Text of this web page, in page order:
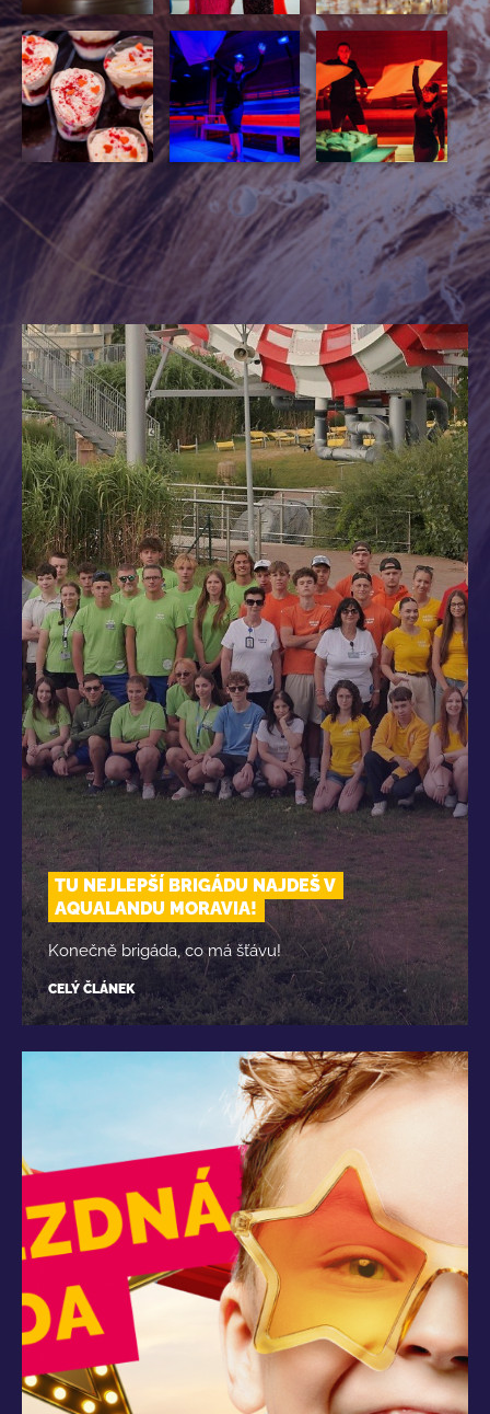
TU NEJLEPŠÍ BRIGÁDU NAJDEŠ V
AQUALANDU MORAVIA!
Konečně brigáda, co má šťávu!
CELÝ ČLÁNEK